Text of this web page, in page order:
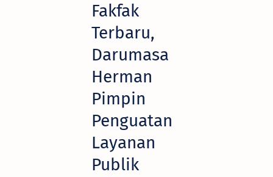
Fakfak
Terbaru,
Darumasa
Herman
Pimpin
Penguatan
Layanan
Publik